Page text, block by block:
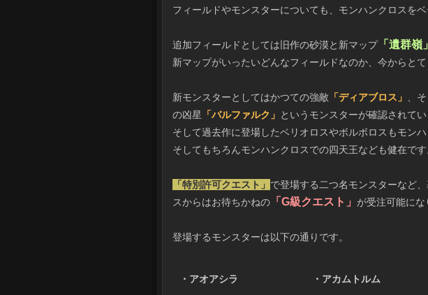
フィールドやモンスターについても、モンハンクロスを
追加フィールドとしては旧作の砂漠と新マップ「遺群嶺」
新マップがいったいどんなフィールドなのか、今からとて
新モンスターとしてはかつての強敵 「ディアブロス」 、
の凶星 「バルファルク」 というモンスターが確認されてい
そして過去作に登場したベリオロスやボルボロスもモン
そしてもちろんモンハンクロスでの四天王なども健在です
「特別許可クエスト」 で登場する二つ名モンスターなど
スからはお待ちかねの「G級クエスト」 が受注可能にな
登場するモンスターは以下の通りです。
・アオアシラ ・アカムトルム